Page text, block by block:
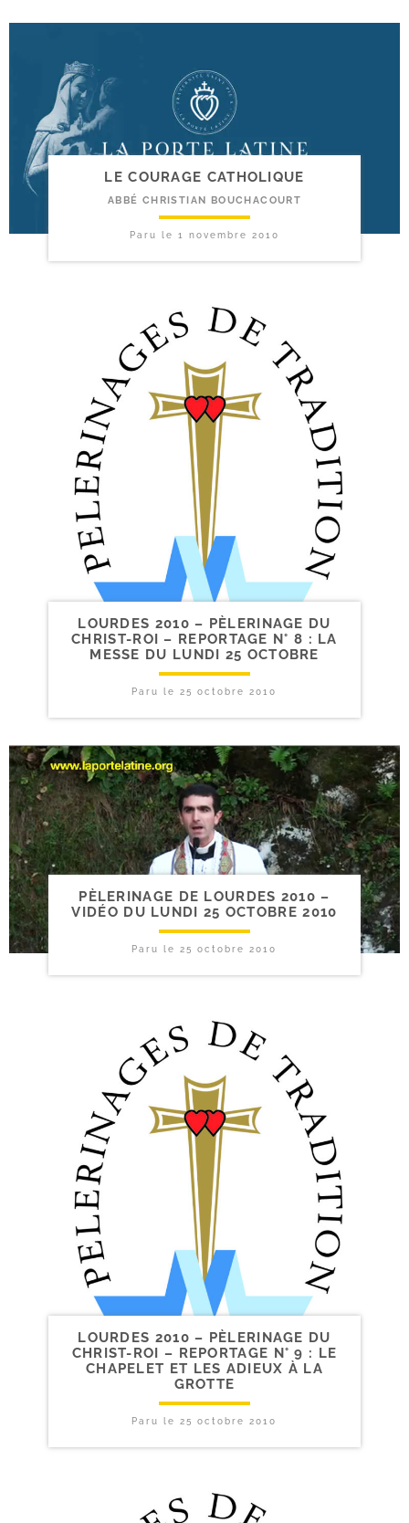
LE COURAGE CATHOLIQUE
ABBÉ CHRISTIAN BOUCHACOURT
Paru le 1 novembre 2010
LOURDES 2010 – PÈLERINAGE DU
CHRIST-​ROI – REPORTAGE N° 8 : LA
MESSE DU LUNDI 25 OCTOBRE
Paru le25 octobre 2010
PÈLERINAGE DE LOURDES 2010 –
VIDÉO DU LUNDI 25 OCTOBRE 2010
Paru le25 octobre 2010
LOURDES 2010 – PÈLERINAGE DU
CHRIST-​ROI – REPORTAGE N° 9 : LE
CHAPELET ET LES ADIEUX À LA
GROTTE
Paru le25 octobre 2010